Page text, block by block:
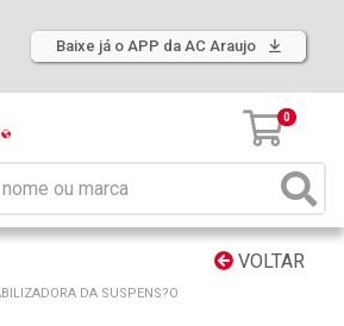
Baixe já o APP da AC Araujo
0
VOLTAR
DA SUSPENS?O